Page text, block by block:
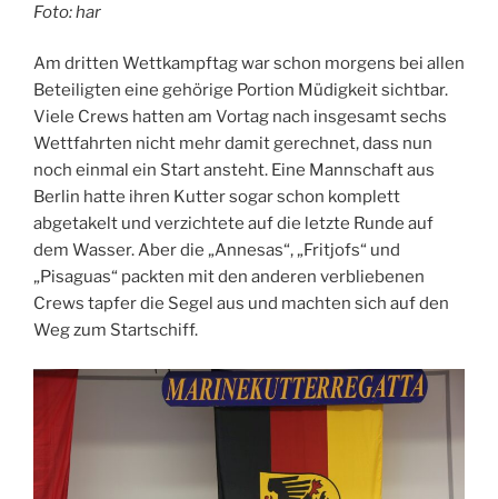
Foto: har
Am dritten Wettkampftag war schon morgens bei allen
Beteiligten eine gehörige Portion Müdigkeit sichtbar.
Viele Crews hatten am Vortag nach insgesamt sechs
Wettfahrten nicht mehr damit gerechnet, dass nun
noch einmal ein Start ansteht. Eine Mannschaft aus
Berlin hatte ihren Kutter sogar schon komplett
abgetakelt und verzichtete auf die letzte Runde auf
dem Wasser. Aber die „Annesas“, „Fritjofs“ und
„Pisaguas“ packten mit den anderen verbliebenen
Crews tapfer die Segel aus und machten sich auf den
Weg zum Startschiff.